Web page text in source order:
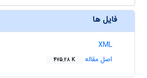
فایل ها
XML
اصل مقاله
475.28 K